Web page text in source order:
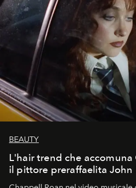
BEAUTY
L'hair trend che accomuna
il pittore preraffaelita John